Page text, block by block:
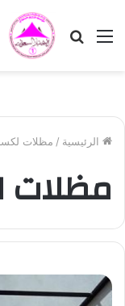
القائمة بحث
الرئيسية / مظلات
مظلات